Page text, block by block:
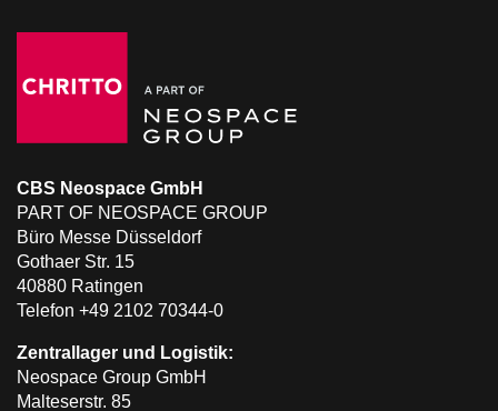
CBS Neospace GmbH
PART OF NEOSPACE GROUP
Büro Messe Düsseldorf
Gothaer Str. 15
40880 Ratingen
Telefon +49 2102 70344-0
Zentrallager und Logistik:
Neospace Group GmbH
Malteserstr. 85